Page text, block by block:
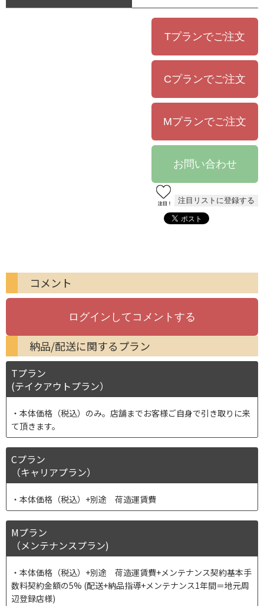
コメント
納品/配送に関するプラン
Tプラン
(テイクアウトプラン）
本体価格（税込）のみ。店舗までお客様ご自身で引き取りに来
て頂きます。
Cプラン
（キャリアプラン）
本体価格（税込）+別途 荷造運賃費
Mプラン
（メンテナンスプラン)
本体価格（税込）+別途 荷造運賃費+メンテナンス契約基本手
数料契約金額の5% (配送+納品指導+メンテナンス1年間＝地元周
辺登録店様)